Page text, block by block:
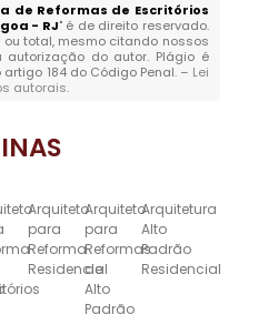
de Reformas de Escritórios
- RJ" é de direito reservado.
total, mesmo citando nossos
do autor. Plágio é
184 do Código Penal. – Lei
autorais.
Arquiteto
para
Reforma
Residencial
Arquiteto
para
Reformas
de
Alto
Padrão
Arquitetura
Alto
Padrão
Residencial